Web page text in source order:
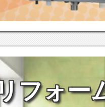
フォー